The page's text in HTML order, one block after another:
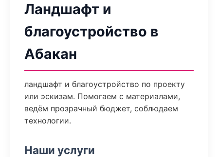
Ландшафт и
благоустройство в
Абакан
ландшафт и благоустройство по проекту
или эскизам. Помогаем с материалами,
ведём прозрачный бюджет, соблюдаем
технологии.
Наши услуги